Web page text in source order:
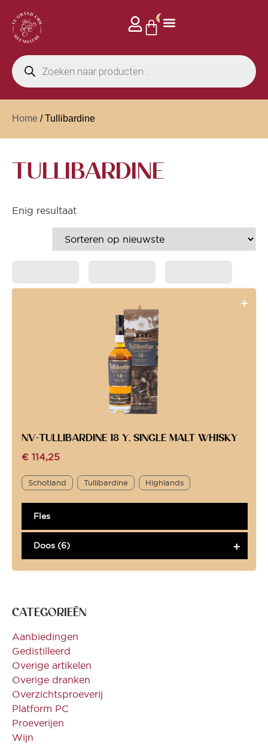
0
Home / Tullibardine
TULLIBARDINE
CATEGORIEËN
Aanbiedingen
Gedistilleerd
Overige artikelen
Overige dranken
Overzichtsproeverij
Platform PC
Proeverijen
Wijn
Enig resultaat
NV-TULLIBARDINE 18 Y. SINGLE MALT WHISKY
€ 114,25
Schotland Tullibardine Highlands
Fles
Doos (6)